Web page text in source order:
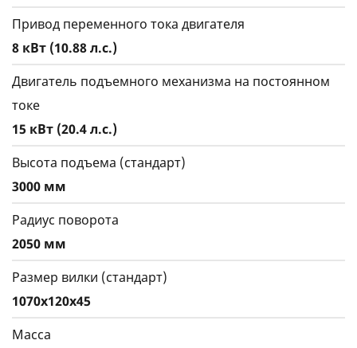
Привод переменного тока двигателя
8 кВт (10.88 л.с.)
Двигатель подъемного механизма на постоянном
токе
15 кВт (20.4 л.с.)
Высота подъема (стандарт)
3000 мм
Радиус поворота
2050 мм
Размер вилки (стандарт)
1070x120x45
Масса